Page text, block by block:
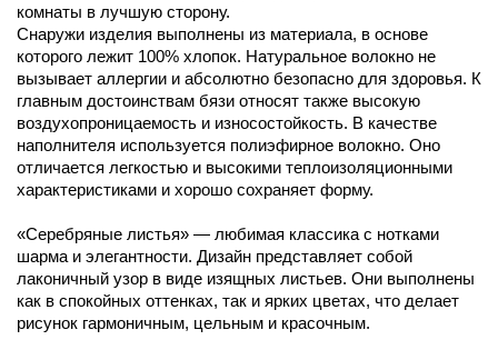
комнаты в лучшую сторону.
Снаружи изделия выполнены из материала, в основе
которого лежит 100% хлопок. Натуральное волокно не
вызывает аллергии и абсолютно безопасно для здоровья. К
главным достоинствам бязи относят также высокую
воздухопроницаемость и износостойкость. В качестве
наполнителя используется полиэфирное волокно. Оно
отличается легкостью и высокими теплоизоляционными
характеристиками и хорошо сохраняет форму.
«Серебряные листья» — любимая классика с нотками
шарма и элегантности. Дизайн представляет собой
лаконичный узор в виде изящных листьев. Они выполнены
как в спокойных оттенках, так и ярких цветах, что делает
рисунок гармоничным, цельным и красочным.